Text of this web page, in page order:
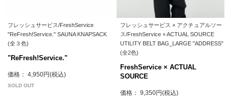
フレッシュサービス/FreshService
"ReFresh!Service." SAUNA KNAPSACK
(全３色)
"ReFresh!Service."
価格： 4,950円(税込)
SOLD OUT
フレッシュサービス × アクチュアルソー
ス/FreshService × ACTUAL SOURCE
UTILITY BELT BAG_LARGE "ADDRESS"
(全2色)
FreshService × ACTUAL
SOURCE
価格： 9,350円(税込)